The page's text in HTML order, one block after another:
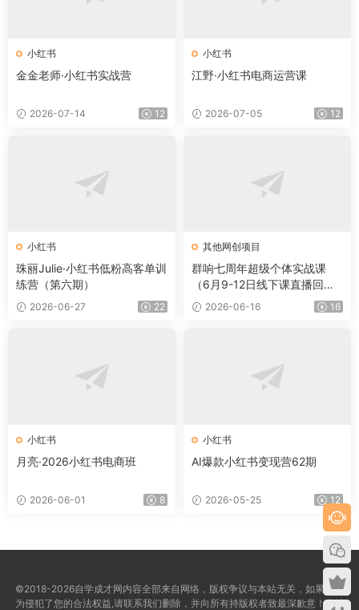
小红书
金金老师·小红书实战营
2026-07-14 12
小红书
江野·小红书电商运营课
2026-07-05 12
小红书
珠丽Julie·小红书低粉高客单训
练营（第六期）
2026-06-27 22
其他网创项目
群响七周年超级个体实战课
（6月9-12日线下课直播回
放）2026-06-16 16
小红书
月亮·2026小红书电商班
2026-06-01 8
小红书
AI爆款小红书变现营62期
2026-05-25 12
©2018-2026自学成才网内容全部来自网络，版权争议与本站无关，如果您认
为侵犯了您的合法权益,请联系我们删除，并向所有持版权者致最深歉意！本站